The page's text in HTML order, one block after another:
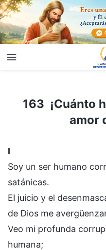
163 ¡Cuánto he disfrutado del
163 ¡Cuánto
amor
I
Soy un ser humano
satánicas.
El juicio y el
de Dios me
Veo mi profunda
humana;